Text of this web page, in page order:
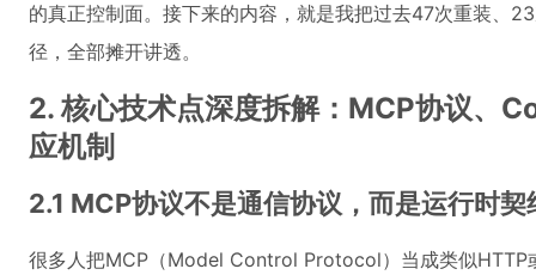
的真正控制面。接下来的内容，就是我把过去47次重装、
径，全部摊开讲透。
2. 核心技术点深度拆解：MCP协议、
应机制
2.1 MCP协议不是通信协议，而是运行时契
很多人把MCP（Model Control Protocol）当成类似HTTP